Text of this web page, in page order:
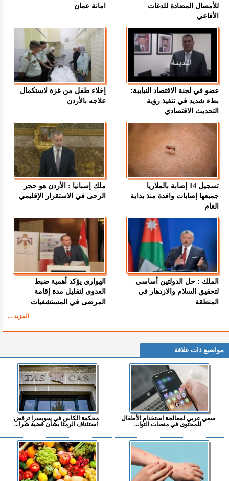
للأمصال المضادة للدغات
الأفاعي
امانة عمان
عضو في لجنة الاقتصاد النيابية:
بطء شديد في تنفيذ رؤية
التحديث الاقتصادي
إخلاء طفل من غزة لاستكمال
علاجه بالأردن
تسجيل 14 إصابة بالملاريا
جميعها إصابات وافدة منذ بداية
العام
ملك إسبانيا : الأردن هو حجر
الرحى في الاستقرار الإقليمي
الملك : حل الدولتين أساسي
لتحقيق السلام والازدهار في
المنطقة
الهواري يؤكد أهمية ضبط
العدوى لتقليل مدة إقامة
المرضى في المستشفيات
المزيد ...
مواضيع ذات علاقة
سعي عربي لمعالجة استخدام الأطفال
للمحتوى في منصات التوا...
محكمة الكاس في سويسرا ترفض
استئناف الرمثا بشأن قضية شرا...